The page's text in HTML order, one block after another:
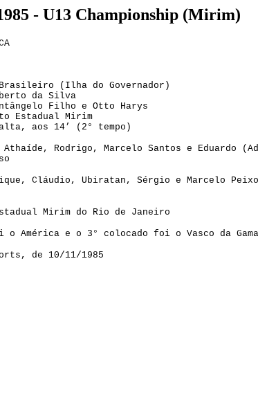
- U13 Championship (Mirim)
(Ilha do Governador)
da Silva
Filho e Otto Harys
Estadual Mirim
aos 14’ (2° tempo)
Athaíde, Rodrigo, Marcelo Santos e
Cláudio, Ubiratan, Sérgio e Marcelo
Mirim do Rio de Janeiro
o América e o 3° colocado foi o Vasco da
de 10/11/1985